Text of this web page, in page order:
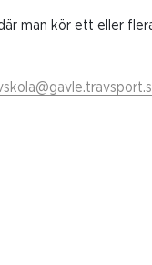
man kör ett eller